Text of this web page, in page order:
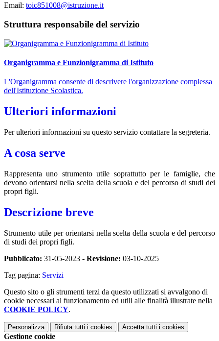
Email: toic851008@istruzione.it
Struttura responsabile del servizio
Organigramma e Funzionigramma di Istituto
L'Organigramma consente di descrivere l'organizzazione complessa
dell'Istituzione Scolastica.
Ulteriori informazioni
Per ulteriori informazioni su questo servizio contattare la segreteria.
A cosa serve
Rappresenta uno strumento utile soprattutto per le famiglie, che
devono orientarsi nella scelta della scuola e del percorso di studi dei
propri figli.
Descrizione breve
Strumento utile per orientarsi nella scelta della scuola e del percorso
di studi dei propri figli.
Pubblicato: 31-05-2023 - Revisione: 03-10-2025
Tag pagina: Servizi
Questo sito o gli strumenti terzi da questo utilizzati si avvalgono di
cookie necessari al funzionamento ed utili alle finalità illustrate nella
COOKIE POLICY.
Personalizza Rifiuta tutti i cookies Accetta tutti i cookies
Gestione cookie